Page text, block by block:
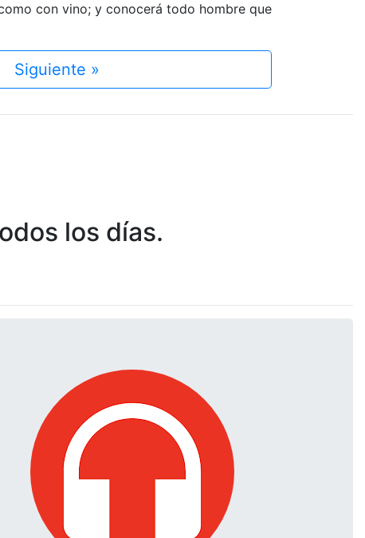
con vino; y conocerá todo hombre que
Siguiente »
los días.